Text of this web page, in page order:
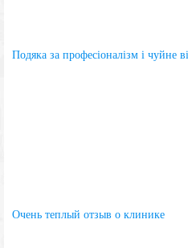
Подяка за професіоналізм і чуйне
Очень теплый отзыв о клинике